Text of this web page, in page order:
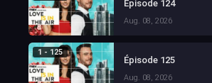
Épisode 124
Aug. 08, 2026
1 - 125
Épisode 125
Aug. 08, 2026